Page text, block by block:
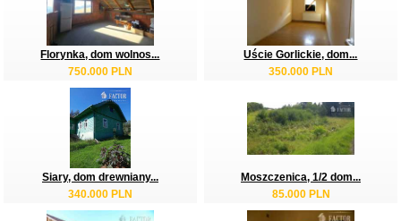
Florynka, dom wolnos...
750.000 PLN
Uście Gorlickie, dom...
350.000 PLN
Siary, dom drewniany...
340.000 PLN
Moszczenica, 1/2 dom...
85.000 PLN